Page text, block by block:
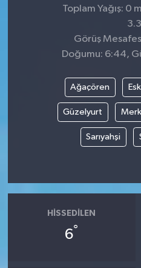
Toplam Yağış: 0
Görüş
Doğumu: 6:44,
Ağaçören
Güzelyurt
Sarıyahşi
HISSEDILEN
6°
Günün Haberleri
Yazarlarımız
Tüm Makaleler
Tüm Haberler
Son Dakika
Tüm Haberler